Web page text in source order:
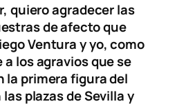
quiero agradecer las
de afecto que
Ventura y yo, como
los agravios que se
la primera figura del
plazas de Sevilla y